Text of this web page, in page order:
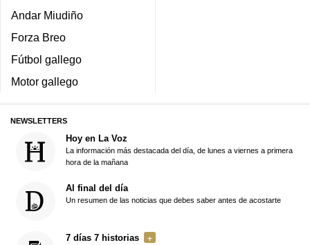
Andar Miudiño
Forza Breo
Fútbol gallego
Motor gallego
NEWSLETTERS
Hoy en La Voz
La información más destacada del día, de lunes a viernes a primera
hora de la mañana
Al final del día
Un resumen de las noticias que debes saber antes de acostarte
7 días 7 historias